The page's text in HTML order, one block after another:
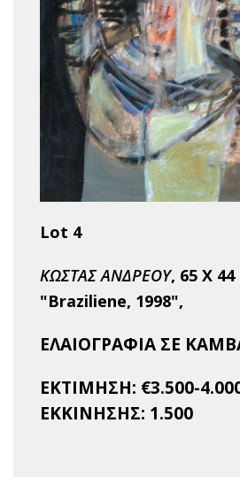
Lot 4
ΚΩΣΤΑΣ ΑΝΔΡΕΟΥ, 65 Χ 44
"Braziliene, 1998",
ΕΛΑΙΟΓΡΑΦΙΑ ΣΕ
ΕΚΤΙΜΗΣΗ: €3.500-
ΕΚΚΙΝΗΣΗΣ: 1.500